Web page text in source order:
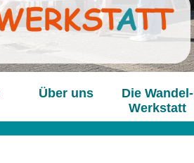
Über uns
Die Wandel-
Werkstatt